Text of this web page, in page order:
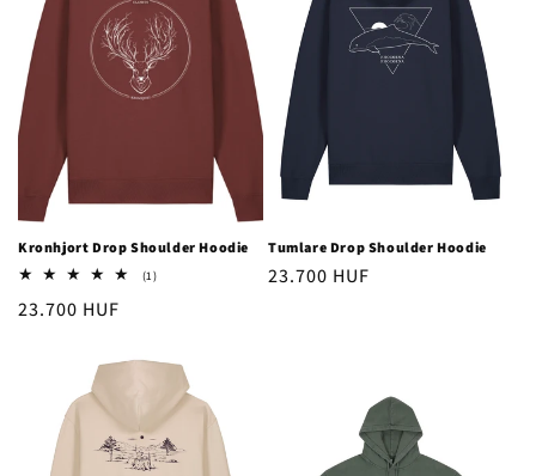
Kronhjort Drop Shoulder Hoodie
(1)1
Ordinarie
23.700 HUF
Tumlare Drop Shoulder Hoodie
Ordinarie
23.700 HUF